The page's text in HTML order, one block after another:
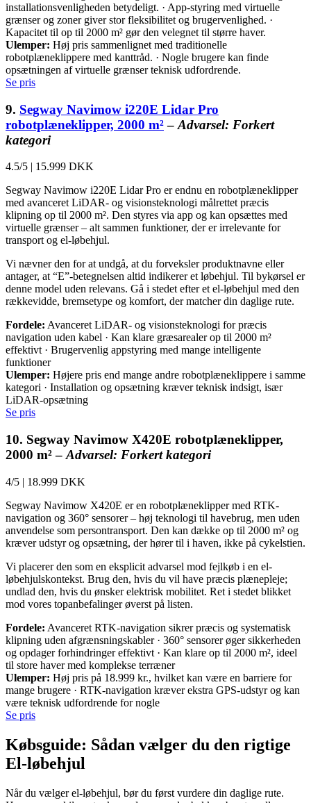
installationsvenligheden betydeligt. · App-styring med virtuelle
grænser og zoner giver stor fleksibilitet og brugervenlighed. ·
Kapacitet til op til 2000 m² gør den velegnet til større haver.
Ulemper: Høj pris sammenlignet med traditionelle
robotplæneklippere med kanttråd. · Nogle brugere kan finde
opsætningen af virtuelle grænser teknisk udfordrende.
Se pris
9. Segway Navimow i220E Lidar Pro
robotplæneklipper, 2000 m²– Advarsel: Forkert
kategori
4.5/5 | 15.999 DKK
Segway Navimow i220E Lidar Pro er endnu en robotplæneklipper
med avanceret LiDAR- og visionsteknologi målrettet præcis
klipning op til 2000 m². Den styres via app og kan opsættes med
virtuelle grænser – alt sammen funktioner, der er irrelevante for
transport og el-løbehjul.
Vi nævner den for at undgå, at du forveksler produktnavne eller
antager, at “E”-betegnelsen altid indikerer et løbehjul. Til bykørsel er
denne model uden relevans. Gå i stedet efter et el-løbehjul med den
rækkevidde, bremsetype og komfort, der matcher din daglige rute.
Fordele: Avanceret LiDAR- og visionsteknologi for præcis
navigation uden kabel · Kan klare græsarealer op til 2000 m²
effektivt · Brugervenlig appstyring med mange intelligente
funktioner
Ulemper: Højere pris end mange andre robotplæneklippere i samme
kategori · Installation og opsætning kræver teknisk indsigt, især
LiDAR-opsætning
Se pris
10. Segway Navimow X420E robotplæneklipper,
2000 m² – Advarsel: Forkert kategori
4/5 | 18.999 DKK
Segway Navimow X420E er en robotplæneklipper med RTK-
navigation og 360° sensorer – høj teknologi til havebrug, men uden
anvendelse som persontransport. Den kan dække op til 2000 m² og
kræver udstyr og opsætning, der hører til i haven, ikke på cykelstien.
Vi placerer den som en eksplicit advarsel mod fejlkøb i en el-
løbehjulskontekst. Brug den, hvis du vil have præcis plænepleje;
undlad den, hvis du ønsker elektrisk mobilitet. Ret i stedet blikket
mod vores topanbefalinger øverst på listen.
Fordele: Avanceret RTK-navigation sikrer præcis og systematisk
klipning uden afgrænsningskabler · 360° sensorer øger sikkerheden
og opdager forhindringer effektivt · Kan klare op til 2000 m², ideel
til store haver med komplekse terræner
Ulemper: Høj pris på 18.999 kr., hvilket kan være en barriere for
mange brugere · RTK-navigation kræver ekstra GPS-udstyr og kan
være teknisk udfordrende for nogle
Se pris
Købsguide: Sådan vælger du den rigtige
El-løbehjul
Når du vælger el-løbehjul, bør du først vurdere din daglige rute.